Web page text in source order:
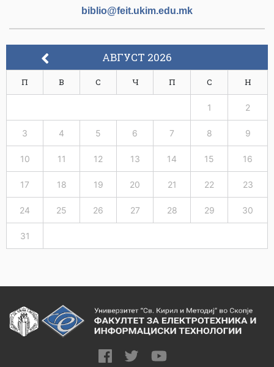
biblio@feit.ukim.edu.mk
АВГУСТ 2026
П В С Ч П С Н
1 2
3 4 5 6 7 8 9
10 11 12 13 14 15 16
17 18 19 20 21 22 23
24 25 26 27 28 29 30
31